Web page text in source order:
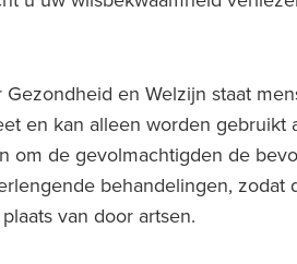
en Welzijn staat
en kan alleen worden
om de gevolmachtigden de
behandelingen,
van door artsen.